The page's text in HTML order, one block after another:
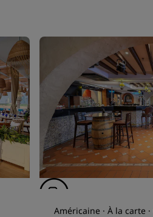
Américaine · À la carte